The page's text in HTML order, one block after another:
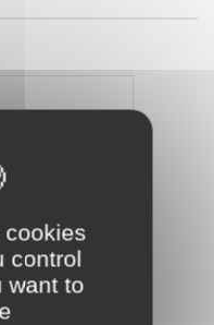
control
want to